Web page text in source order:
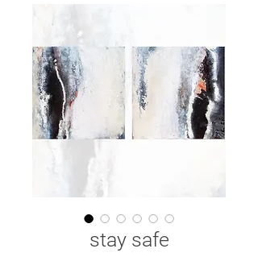
stay safe